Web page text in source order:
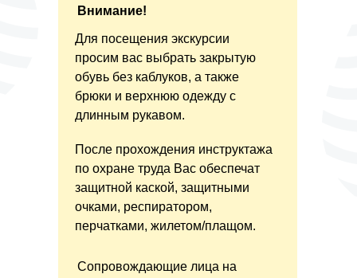
Внимание!
Для посещения экскурсии
просим вас выбрать закрытую
обувь без каблуков, а также
брюки и верхнюю одежду с
длинным рукавом.
После прохождения инструктажа
по охране труда Вас обеспечат
защитной каской, защитными
очками, респиратором,
перчатками, жилетом/плащом.
Сопровождающие лица на